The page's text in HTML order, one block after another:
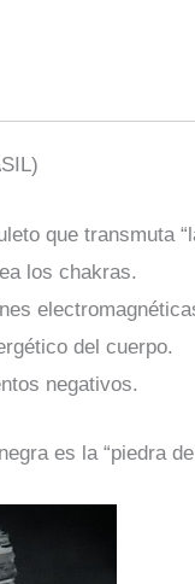
que transmuta
los chakras.
del cuerpo.
negativos.
es la “piedra